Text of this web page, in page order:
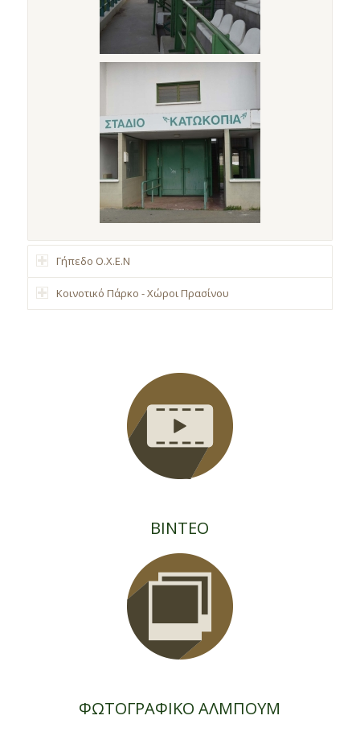
Γήπεδο Ο.Χ.Ε.Ν
Κοινοτικό Πάρκο - Χώροι Πρασίνου
ΒΙΝΤΕΟ
ΦΩΤΟΓΡΑΦΙΚΟ ΑΛΜΠΟΥΜ